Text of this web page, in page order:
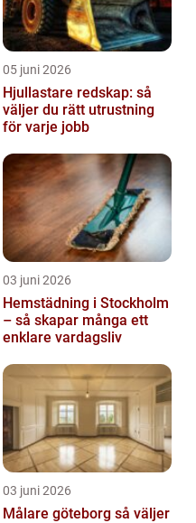
05 juni 2026
Hjullastare redskap: så
väljer du rätt utrustning
för varje jobb
03 juni 2026
Hemstädning i Stockholm
– så skapar många ett
enklare vardagsliv
03 juni 2026
Målare göteborg så väljer